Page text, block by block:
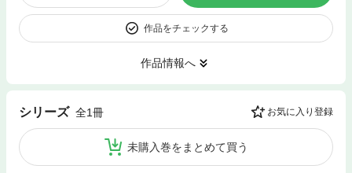
作品をチェックする
作品情報へ
シリーズ 全1冊 お気に入り登録
未購入巻をまとめて買う